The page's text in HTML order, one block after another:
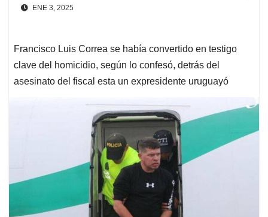
ENE 3, 2025
Francisco Luis Correa se había convertido en testigo
clave del homicidio, según lo confesó, detrás del
asesinato del fiscal esta un expresidente uruguayó